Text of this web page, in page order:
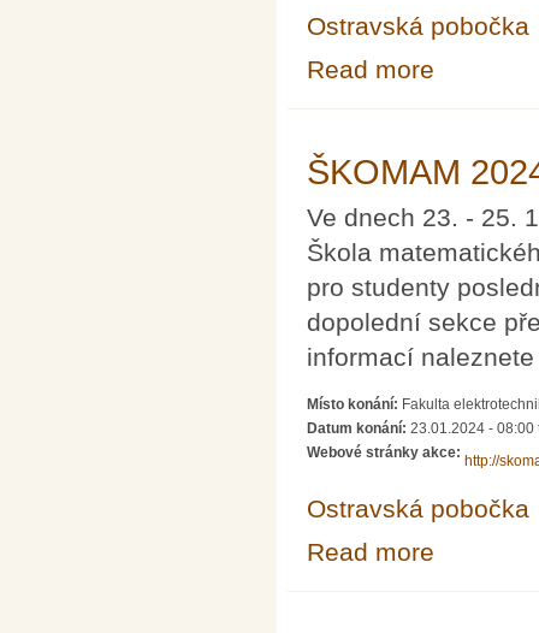
Ostravská pobočka
Read more
ŠKOMAM
Ve dnech 23. - 25.
Škola
pro studenty
dopolední sekce
informací
Místo konání: Fakulta
Datum konání: 23.01.2024 - 08:00
Webové stránky akce:
http://
Ostravská pobočka
Read more